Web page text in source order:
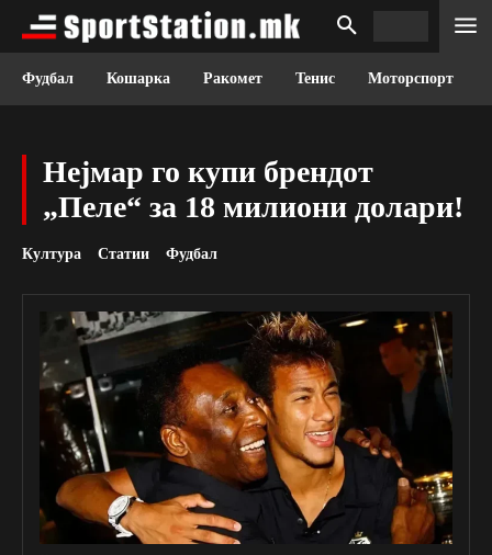
Фудбал Кошарка Ракомет Тенис Моторспорт
Нејмар го купи брендот
„Пеле“ за 18 милиони долари!
Култура Статии Фудбал